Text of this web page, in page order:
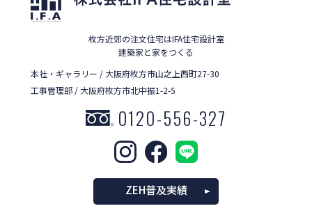
枚方近郊の注文住宅はIFA住宅設計室
建築家と家をつくる
本社・ギャラリー / 大阪府枚方市山之上西町27-30
工事管理部 / 大阪府枚方市北中振1-2-5
0120-556-327
ZEH普及実績